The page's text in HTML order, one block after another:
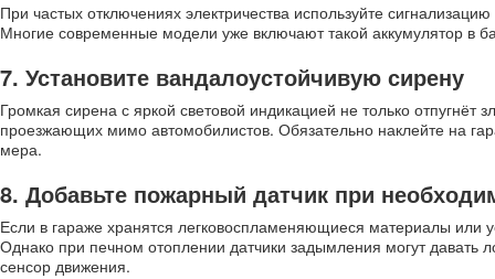
При частых отключениях электричества используйте
Многие современные модели уже включают такой аккумулятор в
7. Установите вандалоустойчивую сирену
Громкая сирена с яркой световой индикацией не только
проезжающих мимо автомобилистов. Обязательно наклейте на
мера.
8. Добавьте пожарный датчик при
Если в гараже хранятся легковоспламеняющиеся материалы или
Однако при печном отоплении датчики задымления могут давать
сенсор движения.